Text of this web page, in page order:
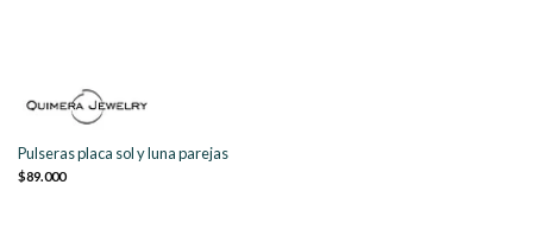
Pulseras placa sol y luna parejas
$89.000